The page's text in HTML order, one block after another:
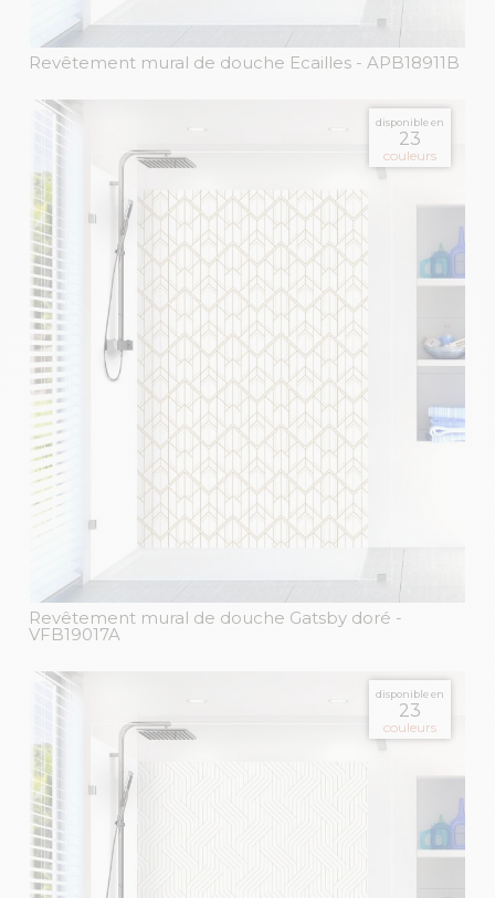
Revêtement mural de douche Ecailles - APB18911B
disponible en
23
couleurs
Revêtement mural de douche Gatsby doré -
VFB19017A
disponible en
23
couleurs